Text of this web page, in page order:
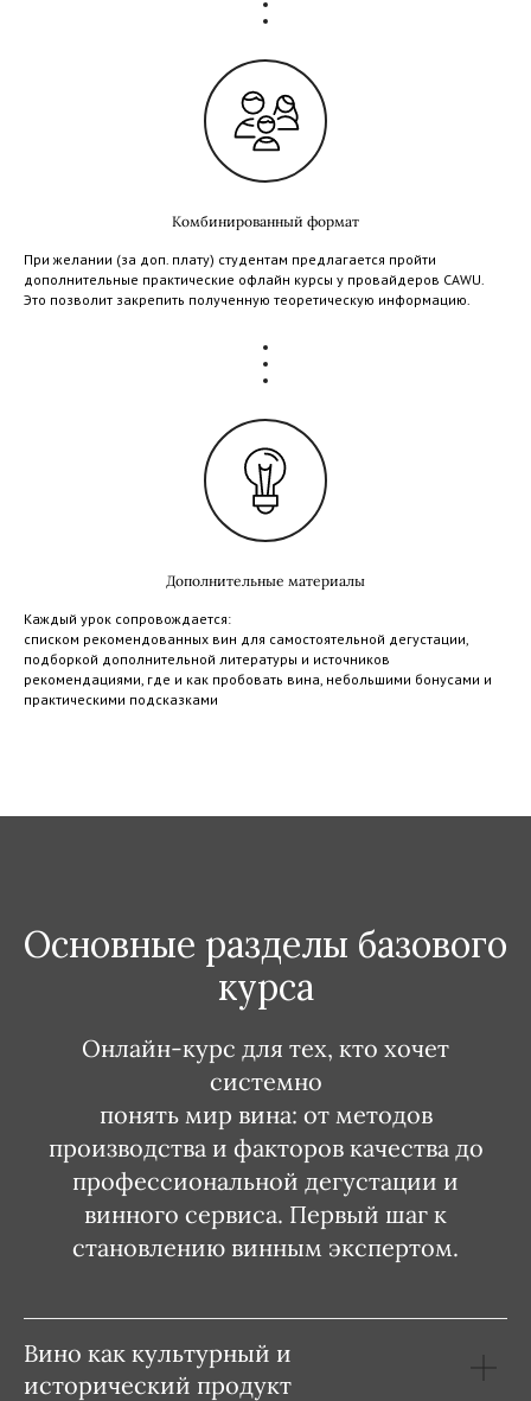
Комбинированный формат
При желании (за доп. плату) студентам предлагается пройти
дополнительные практические офлайн курсы у провайдеров CAWU.
Это позволит закрепить полученную теоретическую информацию.
Дополнительные материалы
Каждый урок сопровождается:
списком рекомендованных вин для самостоятельной дегустации,
подборкой дополнительной литературы и источников
рекомендациями, где и как пробовать вина, небольшими бонусами и
практическими подсказками
Основные разделы базового
курса
Онлайн-курс для тех, кто хочет
системно
понять мир вина: от методов
производства и факторов качества до
профессиональной дегустации и
винного сервиса. Первый шаг к
становлению винным экспертом.
Вино как культурный и
исторический продукт